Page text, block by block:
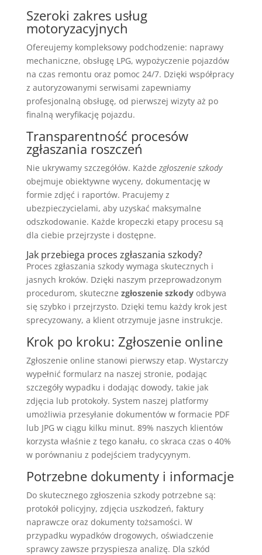
Szeroki zakres usług
motoryzacyjnych
Ofereujemy kompleksowy podchodzenie: naprawy
mechaniczne, obsługę LPG, wypożyczenie pojazdów
na czas remontu oraz pomoc 24/7. Dzięki współpracy
z autoryzowanymi serwisami zapewniamy
profesjonalną obsługę, od pierwszej wizyty aż po
finalną weryfikację pojazdu.
Transparentność procesów
zgłaszania roszczeń
Nie ukrywamy szczegółów. Każde zgłoszenie szkody
obejmuje obiektywne wyceny, dokumentację w
formie zdjęć i raportów. Pracujemy z
ubezpieczycielami, aby uzyskać maksymalne
odszkodowanie. Każde kropeczki etapy procesu są
dla ciebie przejrzyste i dostępne.
Jak przebiega proces zgłaszania szkody?
Proces zgłaszania szkody wymaga skutecznych i
jasnych kroków. Dzięki naszym przeprowadzonym
procedurom, skuteczne zgłoszenie szkodyodbywa
się szybko i przejrzysto. Dzięki temu każdy krok jest
sprecyzowany, a klient otrzymuje jasne instrukcje.
Krok po kroku: Zgłoszenie online
Zgłoszenie online stanowi pierwszy etap. Wystarczy
wypełnić formularz na naszej stronie, podając
szczegóły wypadku i dodając dowody, takie jak
zdjęcia lub protokoły. System naszej platformy
umożliwia przesyłanie dokumentów w formacie PDF
lub JPG w ciągu kilku minut. 89% naszych klientów
korzysta właśnie z tego kanału, co skraca czas o 40%
w porównaniu z podejściem tradycyynym.
Potrzebne dokumenty i informacje
Do skutecznego zgłoszenia szkody potrzebne są:
protokół policyjny, zdjęcia uszkodzeń, faktury
naprawcze oraz dokumenty tożsamości. W
przypadku wypadków drogowych, oświadczenie
sprawcy zawsze przyspiesza analizę. Dla szkód